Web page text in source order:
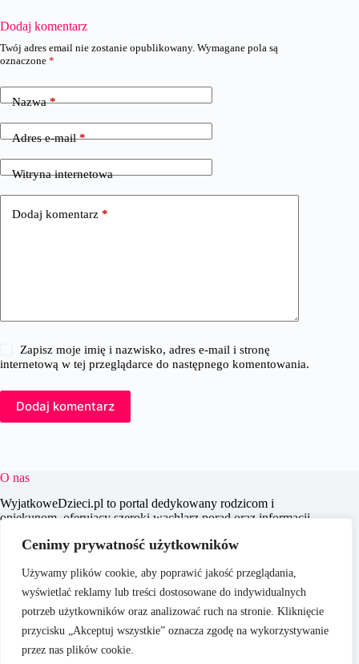
Cenimy prywatność użytkowników
Używamy plików cookie, aby poprawić jakość przeglądania,
wyświetlać reklamy lub treści dostosowane do indywidualnych
potrzeb użytkowników oraz analizować ruch na stronie. Kliknięcie
przycisku „Akceptuj wszystkie” oznacza zgodę na wykorzystywanie
przez nas plików cookie.
Dodaj komentarz
Twój adres email nie zostanie opublikowany. Wymagane pola są
oznaczone *
Nazwa*
Adres e-mail*
Witryna internetowa
Dodaj komentarz *
Zapisz moje imię i nazwisko, adres e-mail i stronę
internetową w tej przeglądarce do następnego komentowania.
Dodaj komentarz
O nas
WyjatkoweDzieci.pl to portal dedykowany rodzicom i
opiekunom, oferujący szeroki wachlarz porad oraz informacji
celem jest wspieranie dorosłych w codziennych wyzwaniach
praktycznych treści, które pomagają w świadomym i
efektywnym wychowywaniu młodego pokolenia.